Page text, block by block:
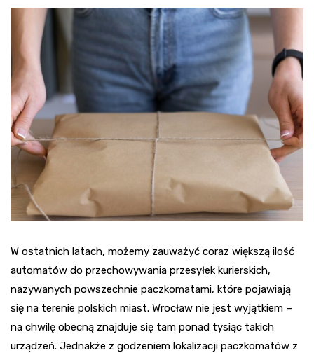
W ostatnich latach, możemy zauważyć coraz większą ilość
automatów do przechowywania przesyłek kurierskich,
nazywanych powszechnie paczkomatami, które pojawiają
się na terenie polskich miast. Wrocław nie jest wyjątkiem –
na chwilę obecną znajduje się tam ponad tysiąc takich
urządzeń. Jednakże z godzeniem lokalizacji paczkomatów z